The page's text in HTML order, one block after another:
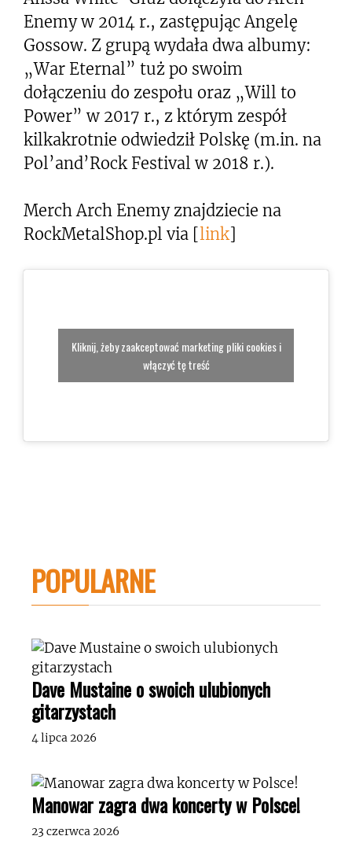
Enemy w 2014 r., zastępując Angelę
Gossow. Z grupą wydała dwa albumy:
„War Eternal” tuż po swoim
dołączeniu do zespołu oraz „Will to
Power” w 2017 r., z którym zespół
kilkakrotnie odwiedził Polskę (m.in. na
Pol’and’Rock Festival w 2018 r.).
Merch Arch Enemy znajdziecie na
RockMetalShop.pl via [link]
Kliknij, żeby zaakceptować marketing pliki cookies i
włączyć tę treść
POPULARNE
Dave Mustaine o swoich ulubionych
gitarzystach
4 lipca 2026
Manowar zagra dwa koncerty w Polsce!
23 czerwca 2026